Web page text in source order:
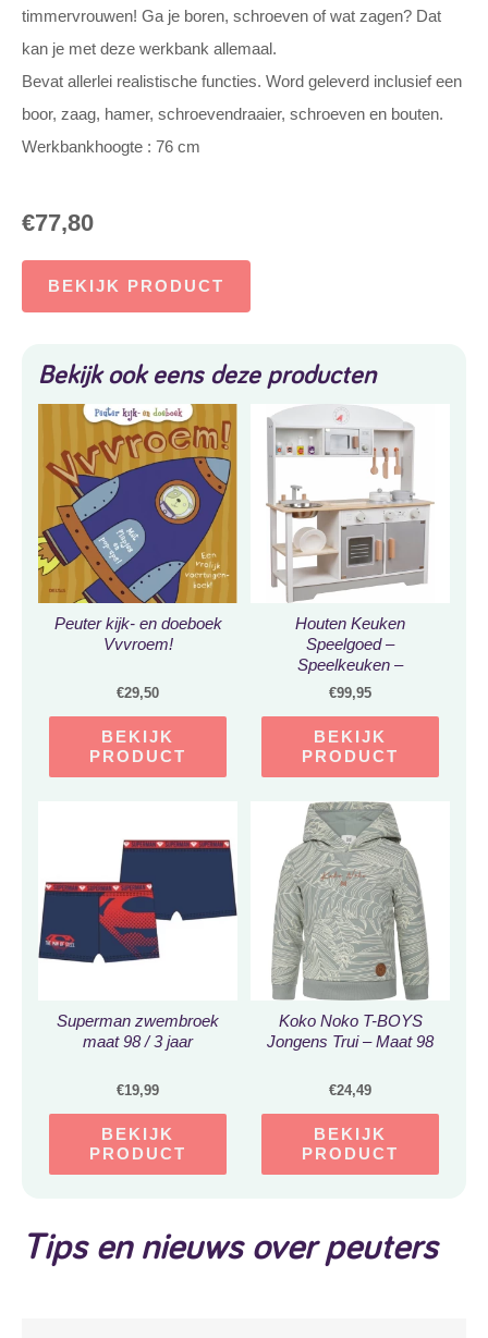
timmervrouwen! Ga je boren, schroeven of wat zagen? Dat
kan je met deze werkbank allemaal.
Bevat allerlei realistische functies. Word geleverd inclusief een
boor, zaag, hamer, schroevendraaier, schroeven en bouten.
Werkbankhoogte : 76 cm
€77,80
BEKIJK PRODUCT
Bekijk ook eens deze producten
Peuter kijk- en doeboek
Vvvroem!
€29,50
BEKIJK
PRODUCT
Houten Keuken
Speelgoed –
Speelkeuken –
Kinderkeuken – Inclusief
€99,95
BEKIJK
PRODUCT
Superman zwembroek
maat 98 / 3 jaar
€19,99
BEKIJK
PRODUCT
Koko Noko T-BOYS
Jongens Trui – Maat 98
€24,49
BEKIJK
PRODUCT
Tips en nieuws over peuters